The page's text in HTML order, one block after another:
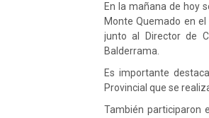
En la mañana de hoy
Monte Quemado en
junto al Director de
Balderrama.
Es importante
Provincial que se
También participaron